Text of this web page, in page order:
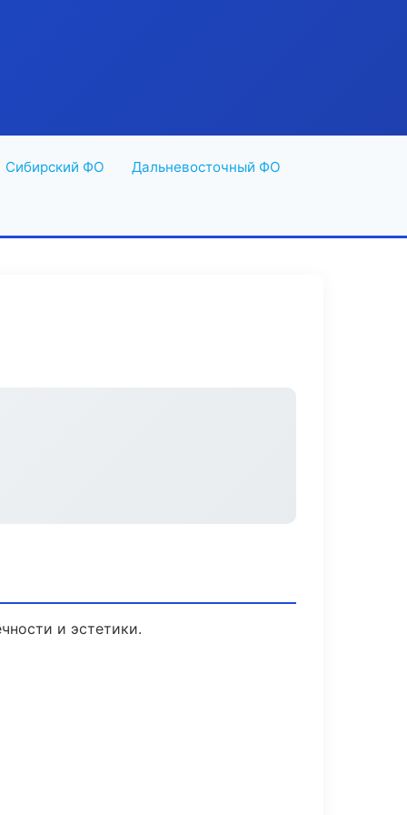
Сибирский ФО Дальневосточный ФО
и эстетики.